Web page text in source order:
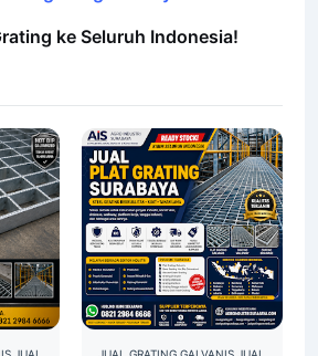
ke Seluruh Indonesia!